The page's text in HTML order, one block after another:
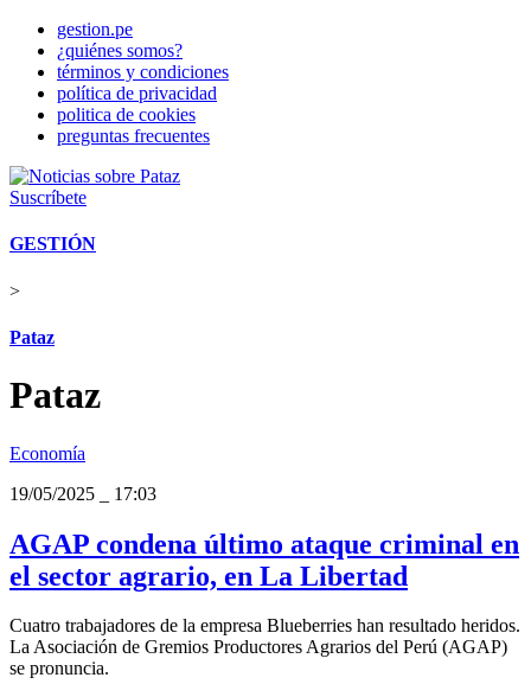
gestion.pe
¿quiénes somos?
términos y condiciones
política de privacidad
politica de cookies
preguntas frecuentes
Suscríbete
GESTIÓN
>
Pataz
Pataz
Economía
19/05/2025
17:03
AGAP condena último ataque criminal en
el sector agrario, en La Libertad
Cuatro trabajadores de la empresa Blueberries han resultado heridos.
La Asociación de Gremios Productores Agrarios del Perú (AGAP)
se pronuncia.